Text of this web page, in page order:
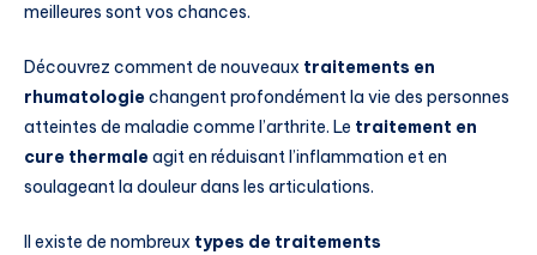
meilleures sont vos chances.
Découvrez comment de nouveaux traitements en
rhumatologiechangent profondément la vie des personnes
atteintes de maladie comme l’arthrite. Le traitement en
cure thermaleagit en réduisant l’inflammation et en
soulageant la douleur dans les articulations.
Il existe de nombreux types de traitements